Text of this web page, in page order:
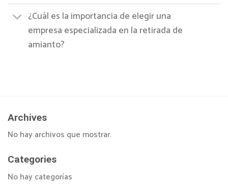
¿Cuál es la importancia de elegir una
empresa especializada en la retirada de
amianto?
Archives
No hay archivos que mostrar.
Categories
No hay categorías